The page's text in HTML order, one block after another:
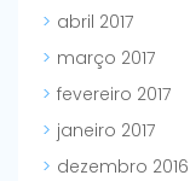
abril 2017
março 2017
fevereiro 2017
janeiro 2017
dezembro 2016